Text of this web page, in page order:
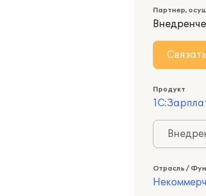
Партнер,
Продукт
Отрасль /